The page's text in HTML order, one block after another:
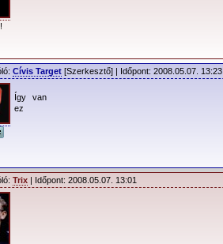
Cívis Target [Szerkesztő] | Időpont: 2008.05.07. 13:23
Így van
ez
Trix | Időpont: 2008.05.07. 13:01